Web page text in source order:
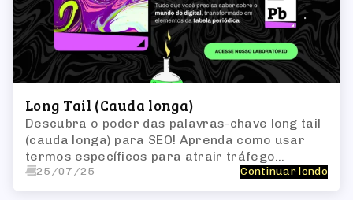
Long Tail (Cauda longa)
Descubra o poder das palavras-chave long tail
(cauda longa) para SEO! Aprenda como usar
termos específicos para atrair tráfego
qualificado, reduzir concorrência e melhorar
25/07/25 Continuar lendo